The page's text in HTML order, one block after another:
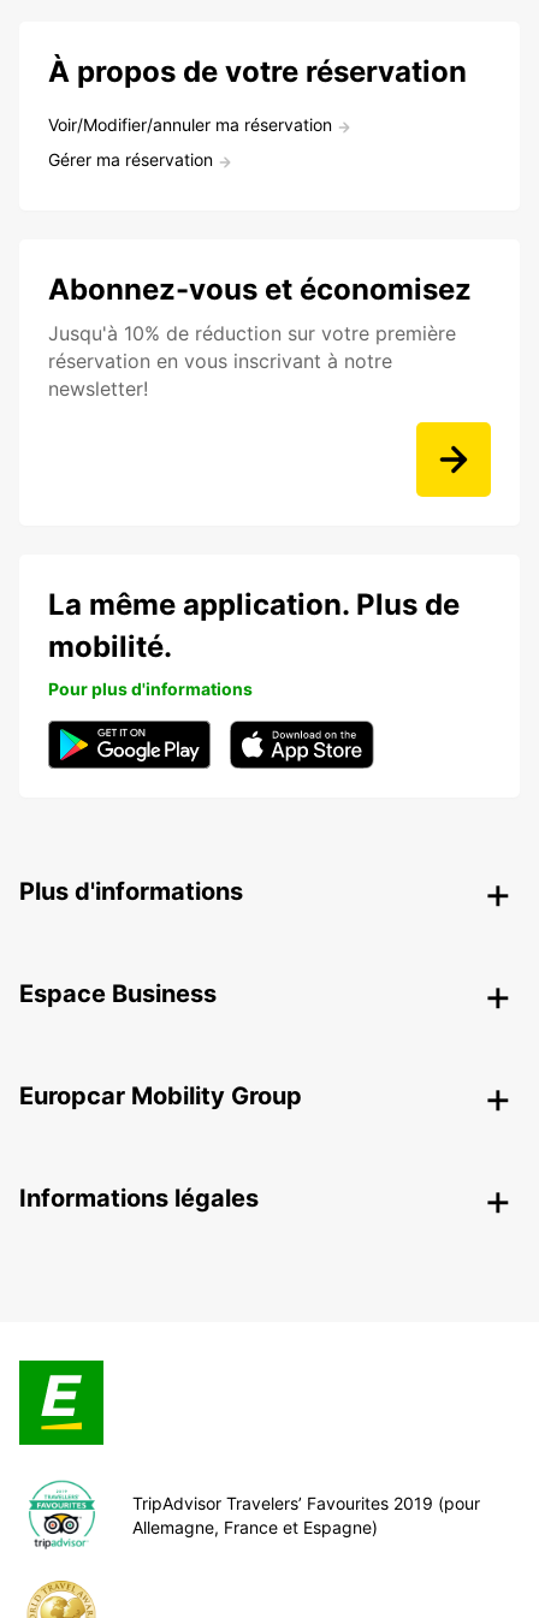
À propos de votre réservation
Voir/Modifier/annuler ma réservation
Gérer ma réservation
Abonnez-vous et économisez
Jusqu'à 10% de réduction sur votre première
réservation en vous inscrivant à notre
newsletter!
La même application. Plus de
mobilité.
Pour plus d'informations
Plus d'informations
Espace Business
Europcar Mobility Group
Informations légales
TripAdvisor Travelers’ Favourites 2019 (pour
Allemagne, France et Espagne)